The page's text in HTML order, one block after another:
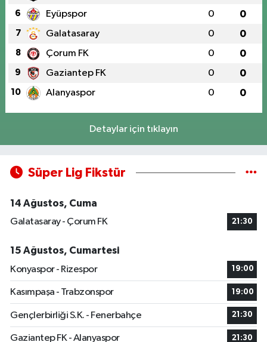
6 Eyüpspor 0 0
7 Galatasaray 0 0
8 Çorum FK 0 0
9 Gaziantep FK 0 0
10 Alanyaspor 0 0
Detaylar için tıklayın
Süper Lig Fikstür
14 Ağustos, Cuma
Galatasaray - Çorum FK
21:30
15 Ağustos, Cumartesi
Konyaspor - Rizespor
19:00
Kasımpaşa - Trabzonspor 19:00
Gençlerbirliği S.K. - Fenerbahçe 21:30
Gaziantep FK - Alanyaspor 21:30